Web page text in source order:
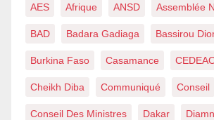
AES Afrique ANSD Assemblée
BAD Badara Gadiaga Bassirou
Burkina Faso Casamance
Cheikh Diba Communiqué Conseil
Conseil Des Ministres Dakar